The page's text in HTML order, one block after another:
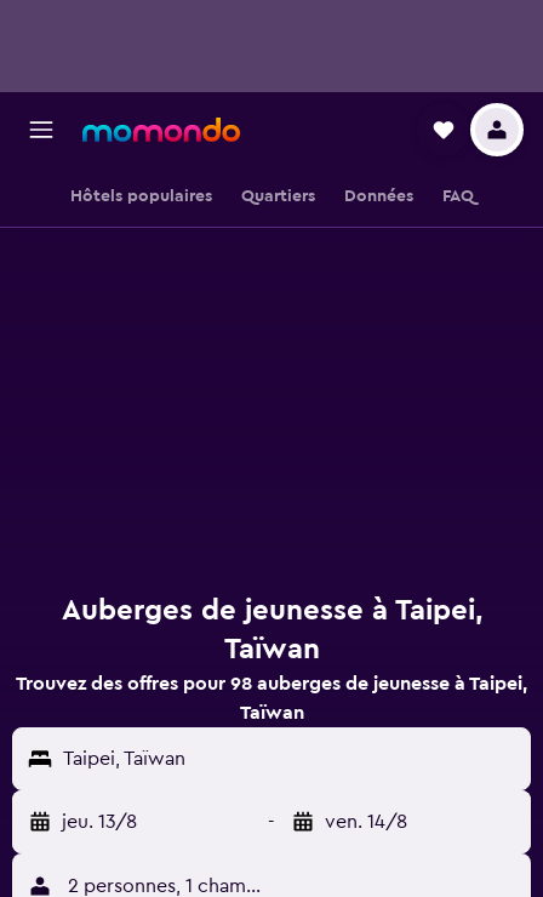
Hôtels populaires Quartiers Données FAQ
Auberges de jeunesse à Taipei,
Taïwan
Trouvez des offres pour 98 auberges de jeunesse à Taipei,
Taïwan
Taipei, Taïwan
jeu. 13/8 - ven. 14/8
2 personnes, 1 chambre